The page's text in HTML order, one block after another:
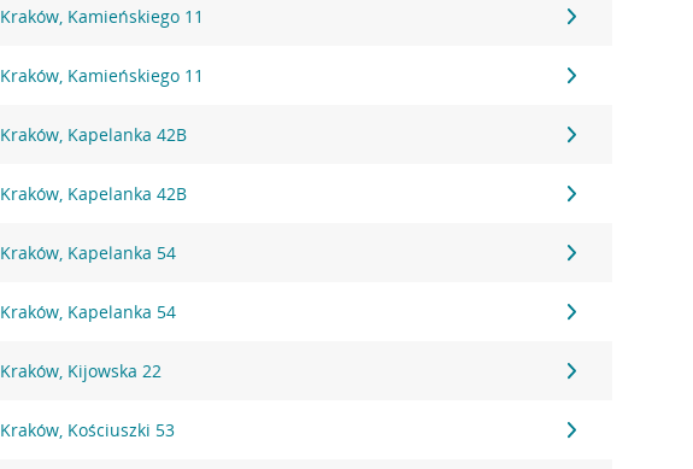
Kraków, Kamieńskiego 11
Kraków, Kamieńskiego 11
Kraków, Kapelanka 42B
Kraków, Kapelanka 42B
Kraków, Kapelanka 54
Kraków, Kapelanka 54
Kraków, Kijowska 22
Kraków, Kościuszki 53